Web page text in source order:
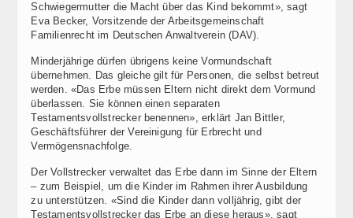
Schwiegermutter die Macht über das Kind bekommt», sagt
Eva Becker, Vorsitzende der Arbeitsgemeinschaft
Familienrecht im Deutschen Anwaltverein (DAV).
Minderjährige dürfen übrigens keine Vormundschaft
übernehmen. Das gleiche gilt für Personen, die selbst betreut
werden. «Das Erbe müssen Eltern nicht direkt dem Vormund
überlassen. Sie können einen separaten
Testamentsvollstrecker benennen», erklärt Jan Bittler,
Geschäftsführer der Vereinigung für Erbrecht und
Vermögensnachfolge.
Der Vollstrecker verwaltet das Erbe dann im Sinne der Eltern
– zum Beispiel, um die Kinder im Rahmen ihrer Ausbildung
zu unterstützen. «Sind die Kinder dann volljährig, gibt der
Testamentsvollstrecker das Erbe an diese heraus», sagt